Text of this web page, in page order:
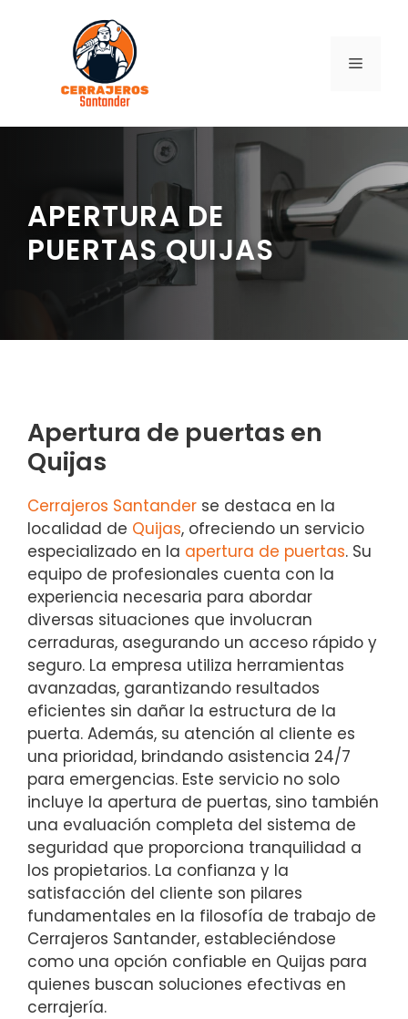
contenido
MENÚ
APERTURA DE
PUERTAS QUIJAS
Apertura de puertas en
Quijas
Cerrajeros Santander se destaca en la
localidad de Quijas, ofreciendo un servicio
especializado en la apertura de puertas. Su
equipo de profesionales cuenta con la
experiencia necesaria para abordar
diversas situaciones que involucran
cerraduras, asegurando un acceso rápido y
seguro. La empresa utiliza herramientas
avanzadas, garantizando resultados
eficientes sin dañar la estructura de la
puerta. Además, su atención al cliente es
una prioridad, brindando asistencia 24/7
para emergencias. Este servicio no solo
incluye la apertura de puertas, sino también
una evaluación completa del sistema de
seguridad que proporciona tranquilidad a
los propietarios. La confianza y la
satisfacción del cliente son pilares
fundamentales en la filosofía de trabajo de
Cerrajeros Santander, estableciéndose
como una opción confiable en Quijas para
quienes buscan soluciones efectivas en
cerrajería.